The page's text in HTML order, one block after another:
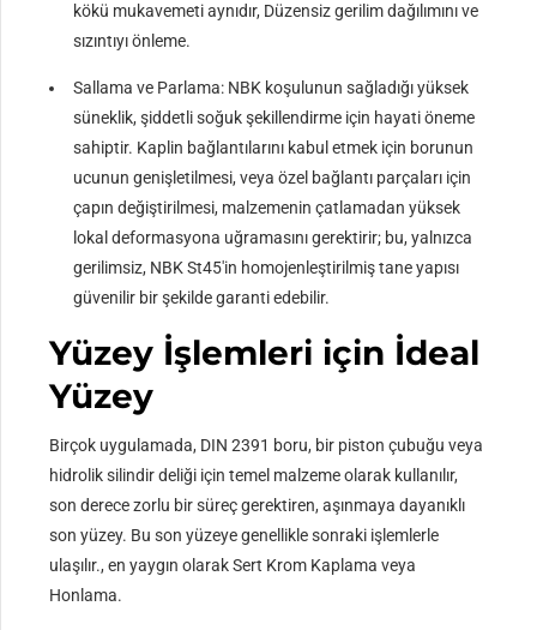
kökü mukavemeti aynıdır, Düzensiz gerilim dağılımını ve
sızıntıyı önleme.
Sallama ve Parlama: NBK koşulunun sağladığı yüksek
süneklik, şiddetli soğuk şekillendirme için hayati öneme
sahiptir. Kaplin bağlantılarını kabul etmek için borunun
ucunun genişletilmesi, veya özel bağlantı parçaları için
çapın değiştirilmesi, malzemenin çatlamadan yüksek
lokal deformasyona uğramasını gerektirir; bu, yalnızca
gerilimsiz, NBK St45'in homojenleştirilmiş tane yapısı
güvenilir bir şekilde garanti edebilir.
Yüzey İşlemleri için İdeal
Yüzey
Birçok uygulamada, DIN 2391 boru, bir piston çubuğu veya
hidrolik silindir deliği için temel malzeme olarak kullanılır,
son derece zorlu bir süreç gerektiren, aşınmaya dayanıklı
son yüzey. Bu son yüzeye genellikle sonraki işlemlerle
ulaşılır., en yaygın olarak Sert Krom Kaplama veya
Honlama.